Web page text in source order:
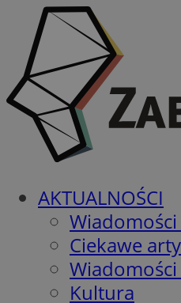
AKTUALNOŚCI
Ciekawe
Kultura